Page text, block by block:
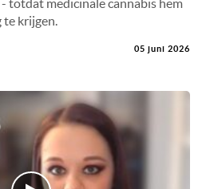
totdat medicinale cannabis hem
te krijgen.
05 juni 2026